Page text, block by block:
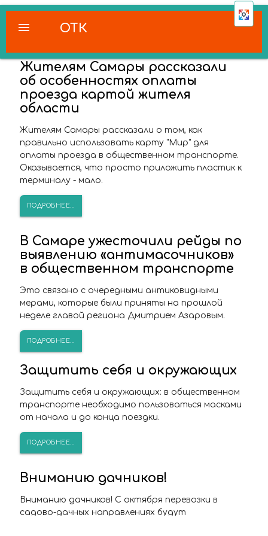
ОТК
menu
Жителям Самары рассказали
об особенностях оплаты
проезда картой жителя
области
Жителям Самары рассказали о том, как
правильно использовать карту "Мир" для
оплаты проезда в общественном транспорте.
Оказывается, что просто приложить пластик к
терминалу - мало.
ПОДРОБНЕЕ...
В Самаре ужесточили рейды по
выявлению «антимасочников»
в общественном транспорте
Это связано с очередными антиковидными
мерами, которые были приняты на прошлой
неделе главой региона Дмитрием Азаровым.
ПОДРОБНЕЕ...
Защитить себя и окружающих
Защитить себя и окружающих: в общественном
транспорте необходимо пользоваться масками
от начала и до конца поездки.
ПОДРОБНЕЕ...
Вниманию дачников!
Вниманию дачников! С октября перевозки в
садово-дачных направлениях будут